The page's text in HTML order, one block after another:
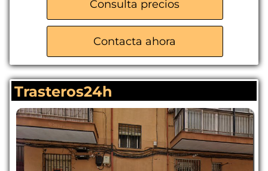
Consulta precios
Contacta ahora
Trasteros24h